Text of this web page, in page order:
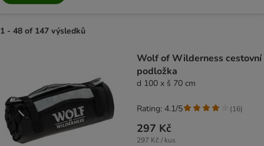
1 - 48 of 147 výsledků
Wolf of Wilderness cestovní
podložka
d 100 x š 70 cm
297 Kč
297 Kč / kus
Rating: 4.1/5 (16)